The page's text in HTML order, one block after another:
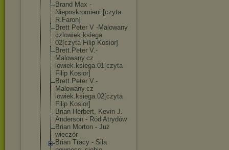
Brand Max -
Nieposkromieni [czyta
R.Faron]
Brett Peter V -Malowany
czlowiek ksiega
02[czyta Filip Kosior]
Brett.Peter V.-
Malowany.cz
lowiek.ksiega.01[czyta
Filip Kosior]
Brett.Peter V.-
Malowany.cz
lowiek.ksiega.02[czyta
Filip Kosior]
Brian Herbert, Kevin J.
Anderson - Ród Atrydów
Brian Morton - Już
wieczór
Brian Tracy - Sila